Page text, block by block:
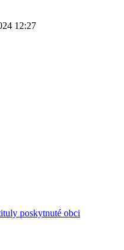
12:27
poskytnuté obci